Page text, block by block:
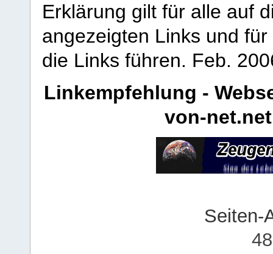
Erklärung gilt für alle auf
angezeigten Links und
die Links führen. Feb.
Linkempfehlung -
von-net.net
Seiten-